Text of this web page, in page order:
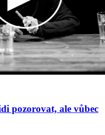
pozorovat, ale vůbec